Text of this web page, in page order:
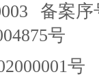
备案序
号
号